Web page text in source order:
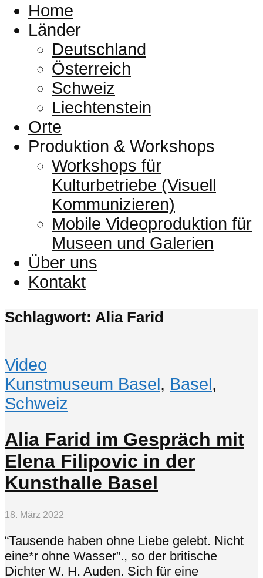
Home
Länder
Deutschland
Österreich
Schweiz
Liechtenstein
Orte
Produktion & Workshops
Workshops für
Kulturbetriebe (Visuell
Kommunizieren)
Mobile Videoproduktion für
Museen und Galerien
Über uns
Kontakt
Schlagwort: Alia Farid
Video
Kunstmuseum Basel, Basel,
Schweiz
Alia Farid im Gespräch mit
Elena Filipovic in der
Kunsthalle Basel
18. März 2022
“Tausende haben ohne Liebe gelebt. Nicht
eine*r ohne Wasser”., so der britische
Dichter W. H. Auden. Sich für eine